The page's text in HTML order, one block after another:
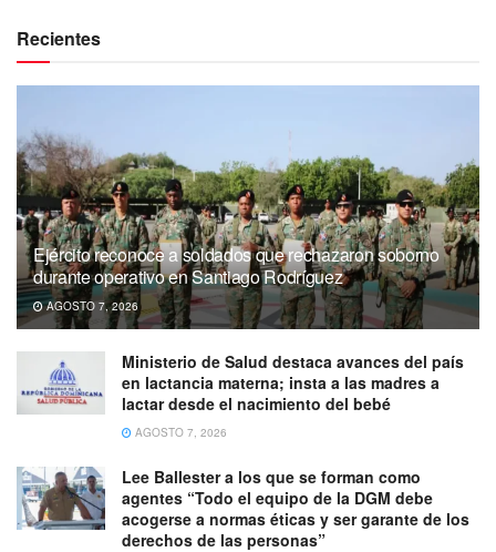
Recientes
Ejército reconoce a soldados que rechazaron soborno
durante operativo en Santiago Rodríguez
AGOSTO 7, 2026
Ministerio de Salud destaca avances del país
en lactancia materna; insta a las madres a
lactar desde el nacimiento del bebé
AGOSTO 7, 2026
Lee Ballester a los que se forman como
agentes “Todo el equipo de la DGM debe
acogerse a normas éticas y ser garante de los
derechos de las personas”